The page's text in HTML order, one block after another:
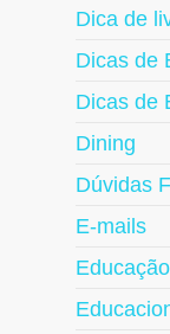
Dica de
Dicas de
Dicas de
Dining
Dúvidas
E-mails
Educação